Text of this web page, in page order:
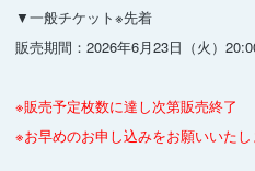
▼一般チケット※先着
販売期間：2026年6月23日（火）
※販売予定枚数に達し次第販売終了
※お早めのお申し込みをお願いいた